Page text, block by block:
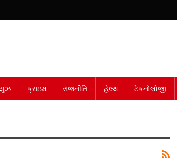
ક્રાઇમ રાજનીતિ હેલ્થ ટેકનોલોજી